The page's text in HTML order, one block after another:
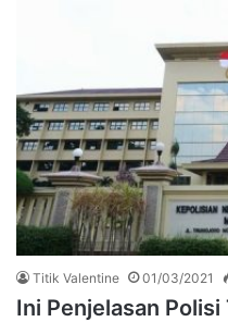
Titik Valentine 01/03/2021
Ini Penjelasan Polisi